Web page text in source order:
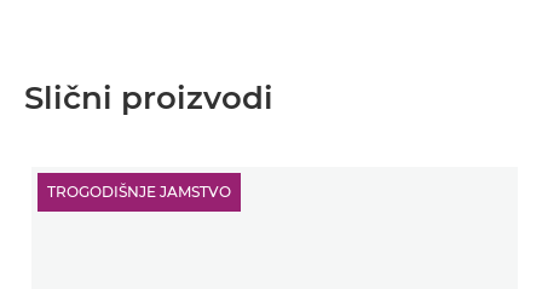
Slični proizvodi
TROGODIŠNJE JAMSTVO